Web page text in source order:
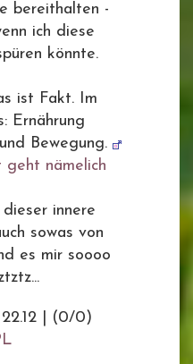
bereithalten -
ich diese
könnte.
ist Fakt. Im
Ernährung
Bewegung.
geht nämelich
innere
sowas von
es mir soooo
(0/0)